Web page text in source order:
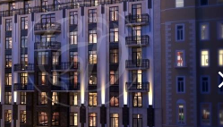
показать ещё 8 фотографий